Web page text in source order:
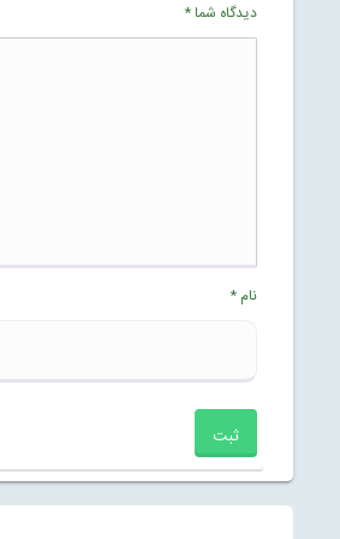
دیدگاه شما*
نام*